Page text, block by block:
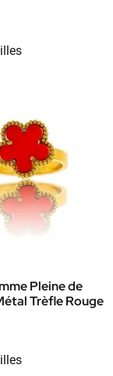
Pleine de
Trèfle Rouge